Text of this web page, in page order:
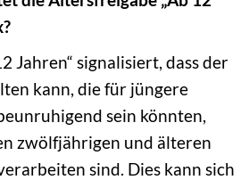
Jahren“ signalisiert, dass der
kann, die für jüngere
sein könnten,
zwölfjährigen und älteren
sind. Dies kann sich